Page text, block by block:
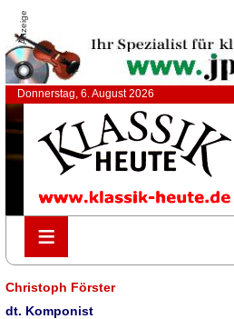
Anzeige
Donnerstag, 6. August 2026
≡
≡
Christoph Förster
dt. Komponist